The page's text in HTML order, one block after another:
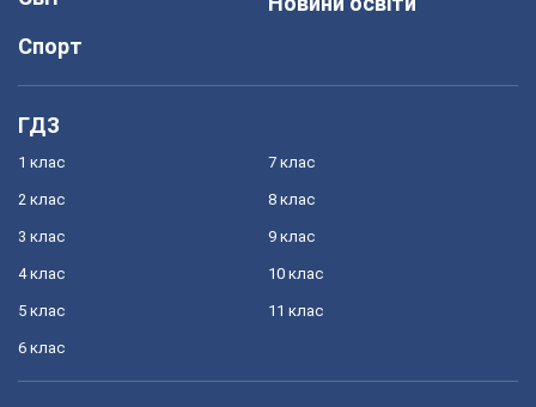
Спорт
ГДЗ
1 клас
2 клас
3 клас
4 клас
5 клас
6 клас
7 клас
8 клас
9 клас
10 клас
11 клас